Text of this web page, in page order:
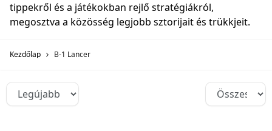
tippekről és a játékokban rejlő stratégiákról,
megosztva a közösség legjobb sztorijait és trükkjeit.
Kezdőlap B-1 Lancer